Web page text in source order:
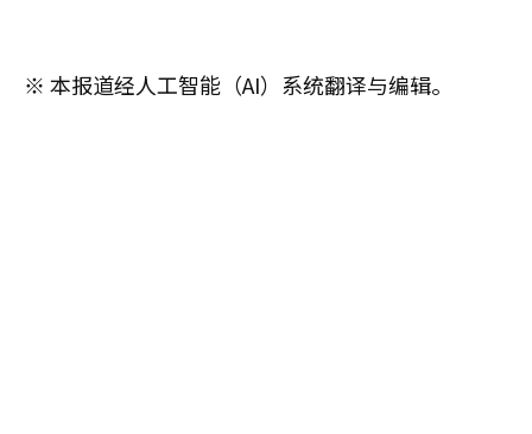
※ 本报道经人工智能（AI）系统翻译与编辑。